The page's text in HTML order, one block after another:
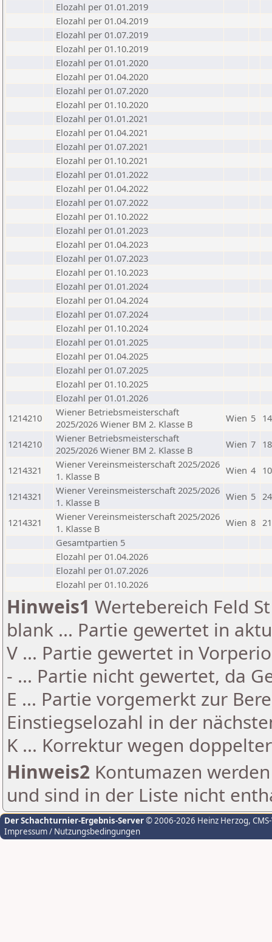
Elozahl per 01.01.2019
Elozahl per 01.04.2019
Elozahl per 01.07.2019
Elozahl per 01.10.2019
Elozahl per 01.01.2020
Elozahl per 01.04.2020
Elozahl per 01.07.2020
Elozahl per 01.10.2020
Elozahl per 01.01.2021
Elozahl per 01.04.2021
Elozahl per 01.07.2021
Elozahl per 01.10.2021
Elozahl per 01.01.2022
Elozahl per 01.04.2022
Elozahl per 01.07.2022
Elozahl per 01.10.2022
Elozahl per 01.01.2023
Elozahl per 01.04.2023
Elozahl per 01.07.2023
Elozahl per 01.10.2023
Elozahl per 01.01.2024
Elozahl per 01.04.2024
Elozahl per 01.07.2024
Elozahl per 01.10.2024
Elozahl per 01.01.2025
Elozahl per 01.04.2025
Elozahl per 01.07.2025
Elozahl per 01.10.2025
Elozahl per 01.01.2026
1214210
Wiener Betriebsmeisterschaft
2025/2026 Wiener BM 2. Klasse B
Wien 5
1214210
Wiener Betriebsmeisterschaft
2025/2026 Wiener BM 2. Klasse B
Wien 7
1214321
Wiener Vereinsmeisterschaft 2025/2026
1. Klasse B
Wien 4
1214321
Wiener Vereinsmeisterschaft 2025/2026
1. Klasse B
Wien 5
1214321
Wiener Vereinsmeisterschaft 2025/2026
1. Klasse B
Wien 8
Gesamtpartien 5
Elozahl per 01.04.2026
Elozahl per 01.07.2026
Elozahl per 01.10.2026
Hinweis1 Wertebereich Feld
blank ... Partie gewertet in
V ... Partie gewertet in
- ... Partie nicht gewertet, da
E ... Partie vorgemerkt zur
Einstiegselozahl in der
K ... Korrektur wegen
Hinweis2 Kontumazen
und sind in der Liste nicht
Der Schachturnier-Ergebnis-Server© 2006-2026 Heinz Herzog,
Impressum / Nutzungsbedingungen